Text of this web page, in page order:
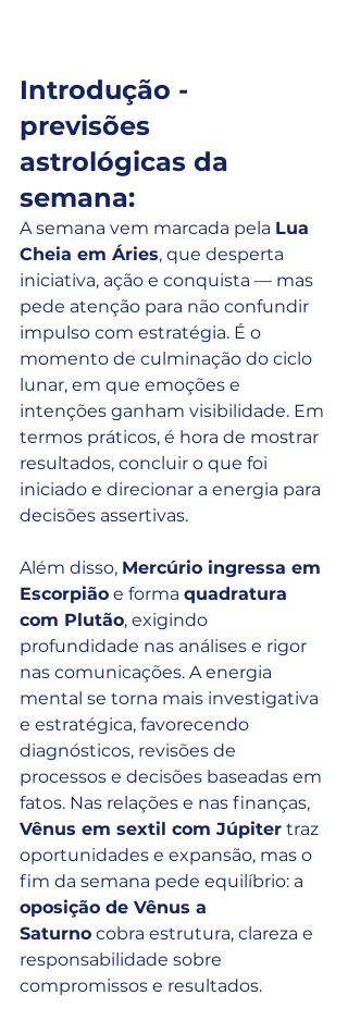
Introdução -
previsões
astrológicas da
semana:
A semana vem marcada pela Lua
Cheia em Áries, que desperta
iniciativa, ação e conquista — mas
pede atenção para não confundir
impulso com estratégia. É o
momento de culminação do ciclo
lunar, em que emoções e
intenções ganham visibilidade. Em
termos práticos, é hora de mostrar
resultados, concluir o que foi
iniciado e direcionar a energia para
decisões assertivas.
Além disso, Mercúrio ingressa em
Escorpião e forma quadratura
com Plutão, exigindo
profundidade nas análises e rigor
nas comunicações. A energia
mental se torna mais investigativa
e estratégica, favorecendo
diagnósticos, revisões de
processos e decisões baseadas em
fatos. Nas relações e nas finanças,
Vênus em sextil com Júpiter traz
oportunidades e expansão, mas o
fim da semana pede equilíbrio: a
oposição de Vênus a
Saturno cobra estrutura, clareza e
responsabilidade sobre
compromissos e resultados.